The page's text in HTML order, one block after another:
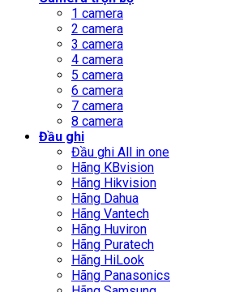
1 camera
2 camera
3 camera
4 camera
5 camera
6 camera
7 camera
8 camera
Đầu ghi
Đầu ghi All in one
Hãng KBvision
Hãng Hikvision
Hãng Dahua
Hãng Vantech
Hãng Huviron
Hãng Puratech
Hãng HiLook
Hãng Panasonics